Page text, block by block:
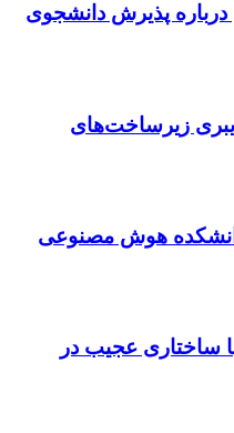
پذیرش دانشجوی
زیرساخت‌های
دانشکده هوش مصنوعی
ساختاری عجیب در